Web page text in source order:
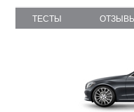
ТЕСТЫ ОТЗЫВЫ